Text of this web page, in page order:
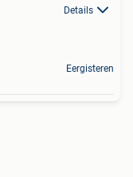
Details
Eergisteren